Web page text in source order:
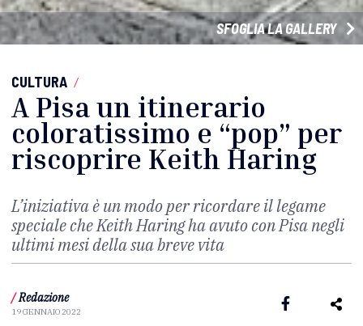
SFOGLIA LA GALLERY
CULTURA /
A Pisa un itinerario
coloratissimo e “pop” per
riscoprire Keith Haring
L’iniziativa è un modo per ricordare il legame
speciale che Keith Haring ha avuto con Pisa negli
ultimi mesi della sua breve vita
/ Redazione
19 GENNAIO 2022